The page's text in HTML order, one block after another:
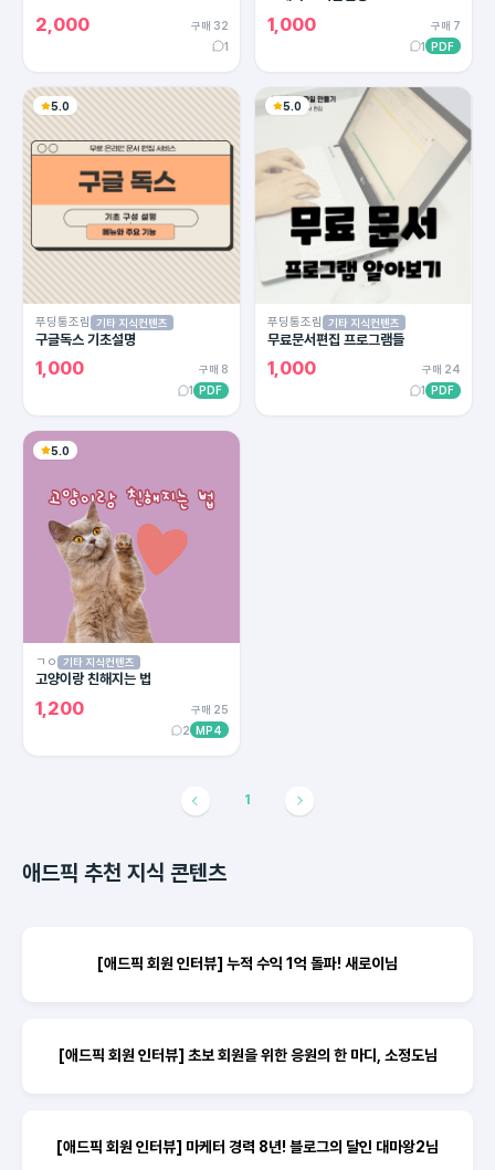
2,000
구매 32
1
1,000
구매 7
1 PDF
5.0
푸딩통조림 기타 지식컨텐츠
구글독스 기초설명
1,000
구매 8
1
PDF
5.0
푸딩통조림 기타 지식컨텐츠
무료문서편집 프로그램들
1,000
구매 24
1
PDF
5.0
ㄱㅇ 기타 지식컨텐츠
고양이랑 친해지는 법
1,200
구매 25
2 MP4
1
애드픽 추천 지식 콘텐츠
[애드픽 회원 인터뷰] 누적 수익 1억 돌파! 새로이님
[애드픽 회원 인터뷰] 초보 회원을 위한 응원의 한 마디, 소정도님
[애드픽 회원 인터뷰] 마케터 경력 8년! 블로그의 달인 대마왕2님